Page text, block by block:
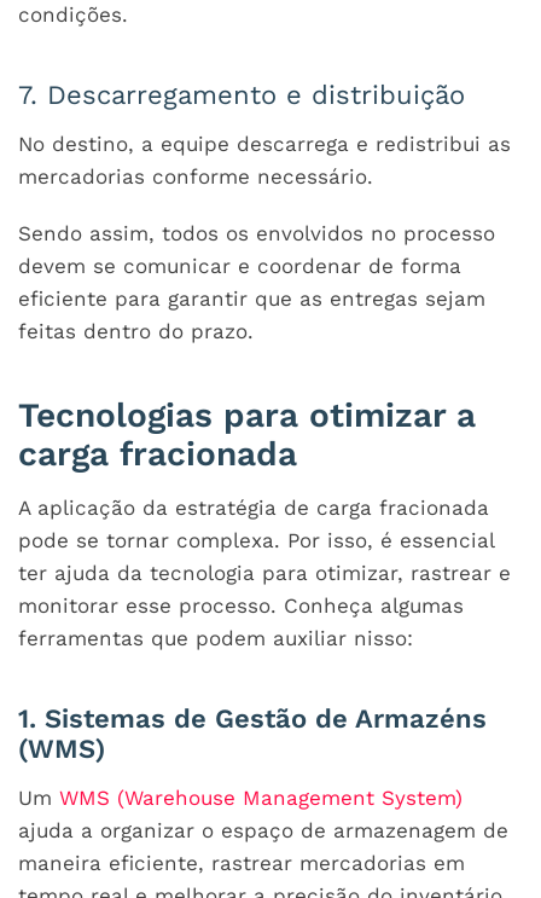
condições.
7. Descarregamento e distribuição
No destino, a equipe descarrega e redistribui as
mercadorias conforme necessário.
Sendo assim, todos os envolvidos no processo
devem se comunicar e coordenar de forma
eficiente para garantir que as entregas sejam
feitas dentro do prazo.
Tecnologias para otimizar a
carga fracionada
A aplicação da estratégia de carga fracionada
pode se tornar complexa. Por isso, é essencial
ter ajuda da tecnologia para otimizar, rastrear e
monitorar esse processo. Conheça algumas
ferramentas que podem auxiliar nisso:
1. Sistemas de Gestão de Armazéns
(WMS)
Um WMS (Warehouse Management System)
ajuda a organizar o espaço de armazenagem de
maneira eficiente, rastrear mercadorias em